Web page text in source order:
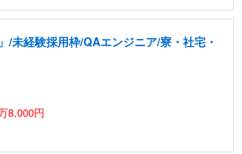
/未経験採用枠/QAエンジニア/寮・社宅・
8,000円